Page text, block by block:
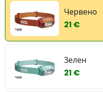
Червено
21 €
Зелен
21 €